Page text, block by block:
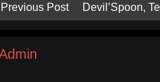
Previous Post Devil’Spoon,